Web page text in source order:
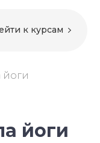
йоги
йоги